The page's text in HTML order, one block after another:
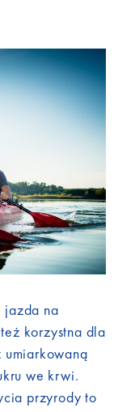
jazda na
korzystna dla
we krwi.
przyrody to